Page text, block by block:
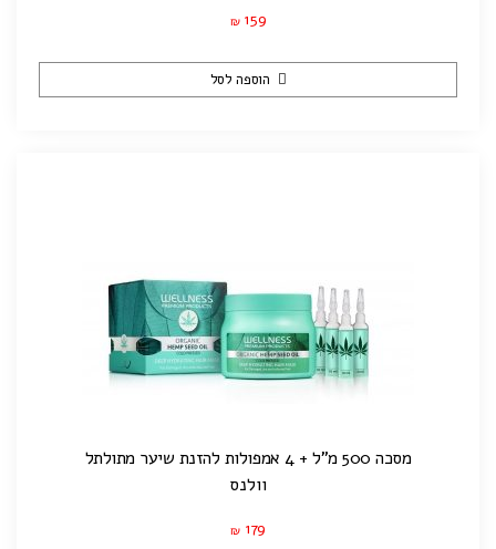
₪ 159
הוספה לסל
מסכה 500 מ"ל + 4 אמפולות להזנת שיער מתולתל
וולנס
₪ 179